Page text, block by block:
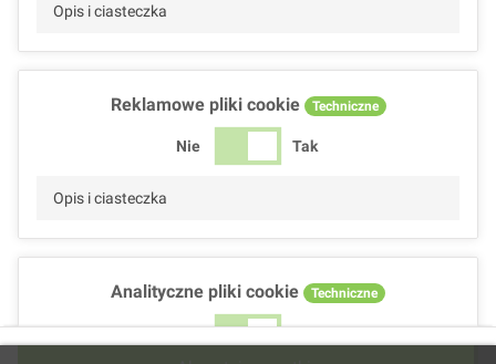
Opis i ciasteczka
Reklamowe pliki cookie Techniczne
Nie Tak
Opis i ciasteczka
Analityczne pliki cookie Techniczne
Nie Tak